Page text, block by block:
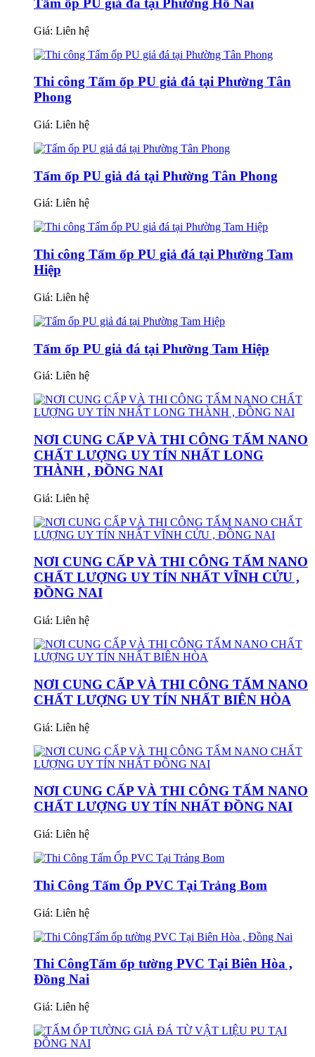
Tấm ốp PU giả đá tại Phường Hố Nai
Giá: Liên hệ
Thi công Tấm ốp PU giả đá tại Phường Tân
Phong
Giá: Liên hệ
Tấm ốp PU giả đá tại Phường Tân Phong
Giá: Liên hệ
Thi công Tấm ốp PU giả đá tại Phường Tam
Hiệp
Giá: Liên hệ
Tấm ốp PU giả đá tại Phường Tam Hiệp
Giá: Liên hệ
NƠI CUNG CẤP VÀ THI CÔNG TẤM NANO
CHẤT LƯỢNG UY TÍN NHẤT LONG
THÀNH , ĐỒNG NAI
Giá: Liên hệ
NƠI CUNG CẤP VÀ THI CÔNG TẤM NANO
CHẤT LƯỢNG UY TÍN NHẤT VĨNH CỬU ,
ĐỒNG NAI
Giá: Liên hệ
NƠI CUNG CẤP VÀ THI CÔNG TẤM NANO
CHẤT LƯỢNG UY TÍN NHẤT BIÊN HÒA
Giá: Liên hệ
NƠI CUNG CẤP VÀ THI CÔNG TẤM NANO
CHẤT LƯỢNG UY TÍN NHẤT ĐỒNG NAI
Giá: Liên hệ
Thi Công Tấm Ốp PVC Tại Trảng Bom
Giá: Liên hệ
Thi CôngTấm ốp tường PVC Tại Biên Hòa ,
Đồng Nai
Giá: Liên hệ